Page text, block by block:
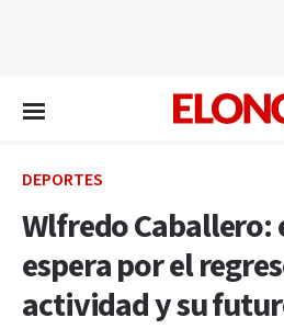
DEPORTES
Wlfredo Caballero:
espera por el
actividad y su